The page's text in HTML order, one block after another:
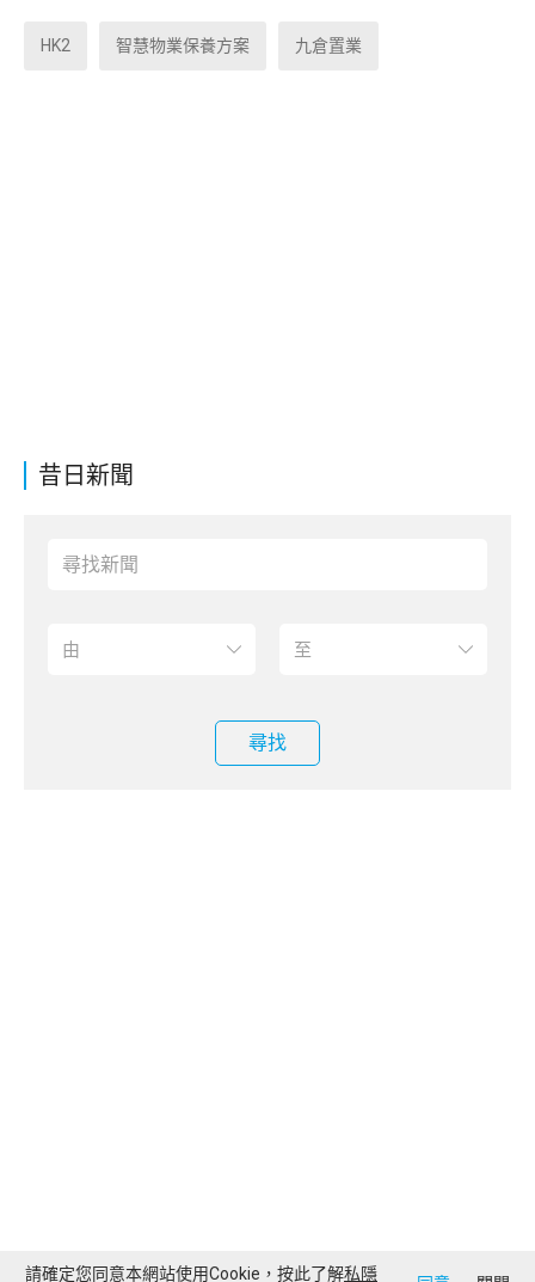
昔日新聞
尋找
HK2 智慧物業保養方案 九倉置業
請確定您同意本網站使用Cookie，按此了解私隱